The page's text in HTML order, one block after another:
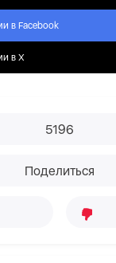
в Facebook
в X
5196
Поделиться